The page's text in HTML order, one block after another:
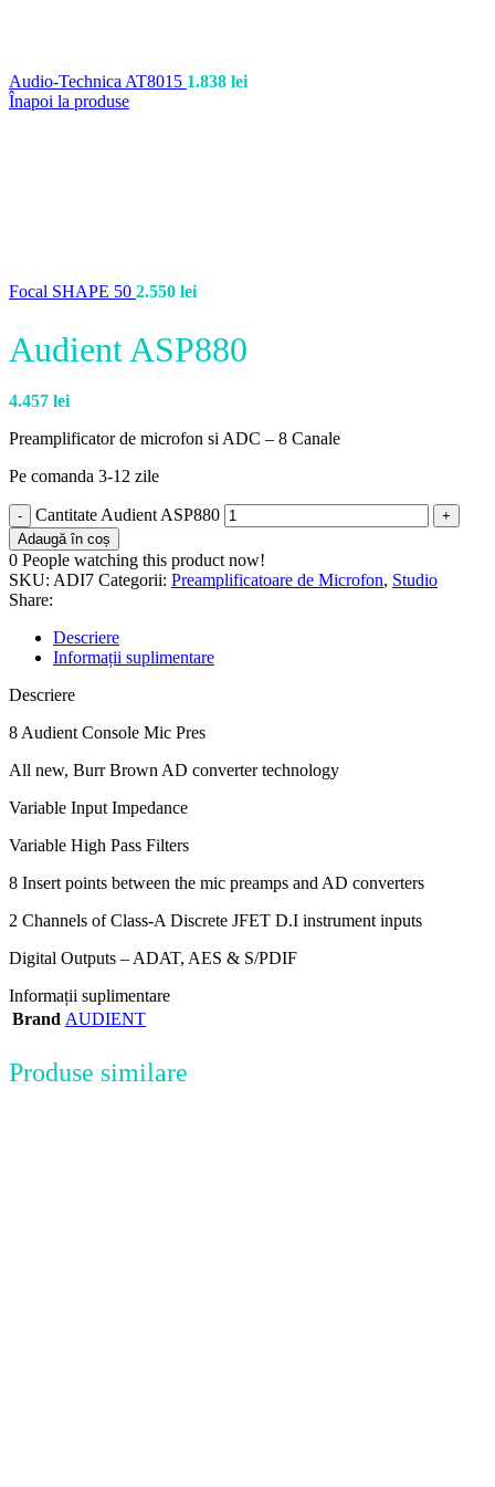
Audio-Technica AT8015 1.838 lei
Înapoi la produse
Focal SHAPE 50 2.550 lei
Audient ASP880
4.457 lei
Preamplificator de microfon si ADC – 8 Canale
Pe comanda 3-12 zile
Cantitate Audient ASP880
Adaugă în coș
0 People watching this product now!
SKU: ADI7 Categorii: Preamplificatoare de Microfon, Studio
Share:
Descriere
Informații suplimentare
Descriere
8 Audient Console Mic Pres
All new, Burr Brown AD converter technology
Variable Input Impedance
Variable High Pass Filters
8 Insert points between the mic preamps and AD converters
2 Channels of Class-A Discrete JFET D.I instrument inputs
Digital Outputs – ADAT, AES & S/PDIF
Informații suplimentare
Brand AUDIENT
Produse similare